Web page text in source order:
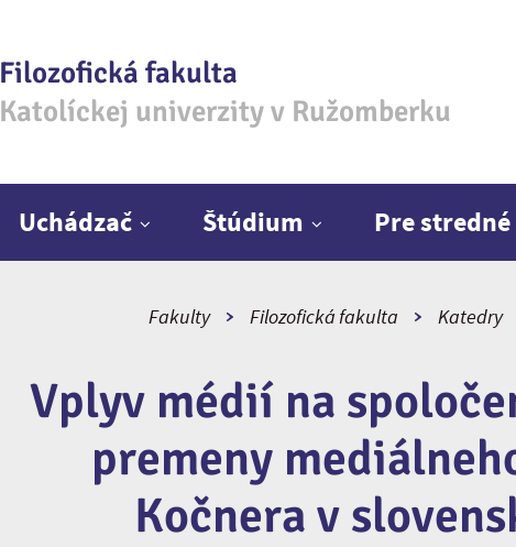
Filozofická fakulta
Katolíckej univerzity v Ružomberku
Uchádzač Štúdium Pre
Fakulty Filozofická fakulta Katedry
Vplyv médií na
premeny
Kočnera v